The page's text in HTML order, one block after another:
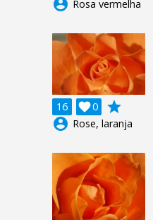
account_circle Rosa vermelha
16 0

grade
account_circle Rose, laranja